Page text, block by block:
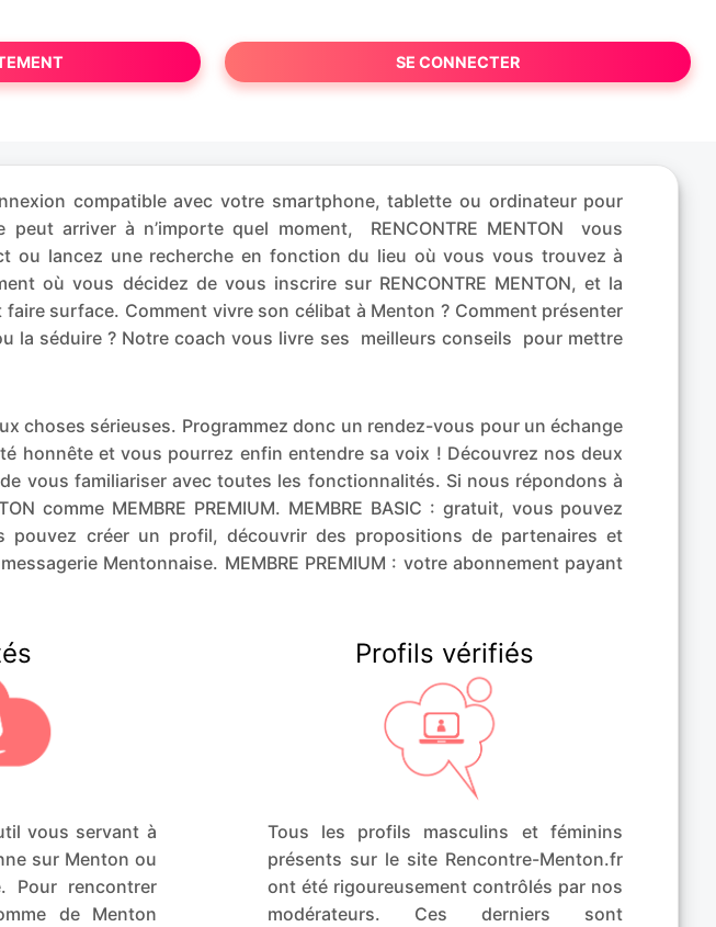
SE CONNECTER
compatible avec votre smartphone, tablette ou ordinateur pour
arriver à n’importe quel moment, RENCONTRE MENTON vous
ou lancez une recherche en fonction du lieu où vous vous trouvez à
où vous décidez de vous inscrire sur RENCONTRE MENTON, et la
surface. Comment vivre son célibat à Menton ? Comment présenter
la séduire ? Notre coach vous livre ses meilleurs conseils pour mettre
choses sérieuses. Programmez donc un rendez-vous pour un échange
honnête et vous pourrez enfin entendre sa voix ! Découvrez nos deux
vous familiariser avec toutes les fonctionnalités. Si nous répondons à
comme MEMBRE PREMIUM. MEMBRE BASIC : gratuit, vous pouvez
pouvez créer un profil, découvrir des propositions de partenaires et
Mentonnaise. MEMBRE PREMIUM : votre abonnement payant
vous servant à
sur Menton ou
Pour rencontrer
de Menton
Profils vérifiés
Tous les profils masculins et féminins
présents sur le site Rencontre-Menton.fr
ont été rigoureusement contrôlés par nos
modérateurs. Ces derniers sont